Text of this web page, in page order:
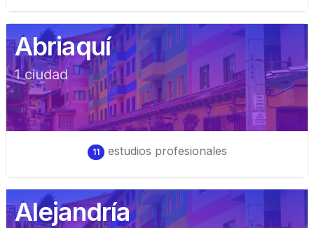
Abriaquí
1ciudad
11 estudios profesionales
Alejandría